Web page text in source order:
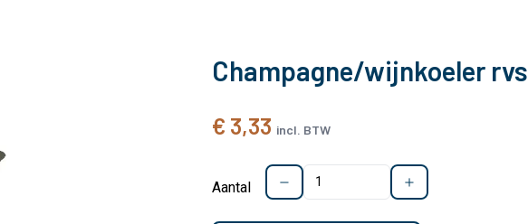
Champagne/wijnkoeler rvs
€ 3,33 incl. BTW
Aantal